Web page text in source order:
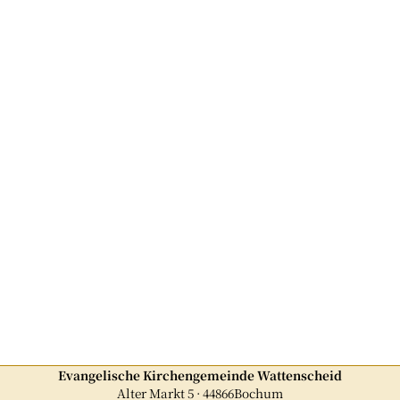
Evangelische Kirchengemeinde Wattenscheid
Alter Markt 5 · 44866Bochum